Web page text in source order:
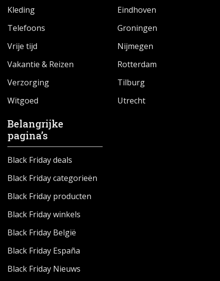
Kleding
Telefoons
Vrije tijd
Vakantie & Reizen
Verzorging
Witgoed
Eindhoven
Groningen
Nijmegen
Rotterdam
Tilburg
Utrecht
Belangrijke
pagina’s
Black Friday deals
Black Friday categorieën
Black Friday producten
Black Friday winkels
Black Friday België
Black Friday España
Black Friday Nieuws